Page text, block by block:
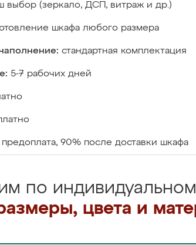
выбор (зеркало, ДСП, витраж и др.)
шкафа любого размера
стандартная комплектация
5-7 рабочих дней
90% после доставки шкафа
по
цвета и